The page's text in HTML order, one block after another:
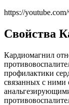
https://
Свойства
Кардиомагнил
профилактики
связанных с ними